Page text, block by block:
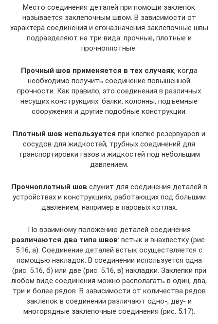
Место соединения деталей при помощи заклепок
называется заклепочным швом. В зависимости от
характера соединения и егоназначения заклепочные швы
подразделяют на три вида: прочные, плотные и
прочноплотные.
Прочный шов применяется в тех случаях, когда
необходимо получить соединение повышенной
прочности. Как правило, это соединения в различных
несущих конструкциях: балки, колонны, подъемные
сооружения и другие подобные конструкции.
Плотный шов используется при клепке резервуаров и
сосудов для жидкостей, трубных соединений для
транспортировки газов и жидкостей под небольшим
давлением.
Прочноплотный шов служит для соединения деталей в
устройствах и конструкциях, работающих под большим
давлением, например в паровых котлах.
По взаимному положению деталей соединения
различаются два типа швов: встык и внахлестку (рис.
5.16, а). Соединение деталей встык осуществляется с
помощью накладок. В соединении используется одна
(рис. 5.16, б) или две (рис. 5.16, в) накладки. Заклепки при
любом виде соединения можно располагать в один, два,
три и более рядов. В зависимости от количества рядов
заклепок в соединении различают одно-, дву- и
многорядные заклепочные соединения (рис. 5.17).